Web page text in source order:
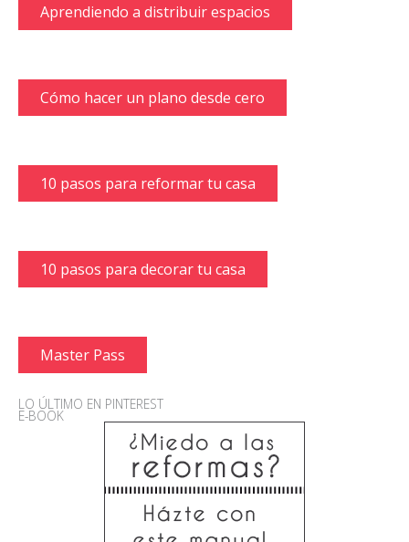
Aprendiendo a distribuir espacios
Cómo hacer un plano desde cero
10 pasos para reformar tu casa
10 pasos para decorar tu casa
Master Pass
LO ÚLTIMO EN PINTEREST
E-BOOK